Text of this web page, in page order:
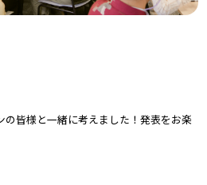
の皆様と一緒に考えました！発表をお楽